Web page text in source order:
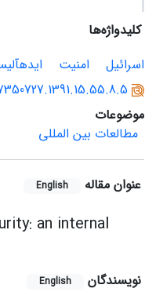
کلیدواژه‌ها
اسرائیل
امنیت
موضوعات
مطالعات بین المللی
عنوان مقاله English
an internal
نویسندگان English